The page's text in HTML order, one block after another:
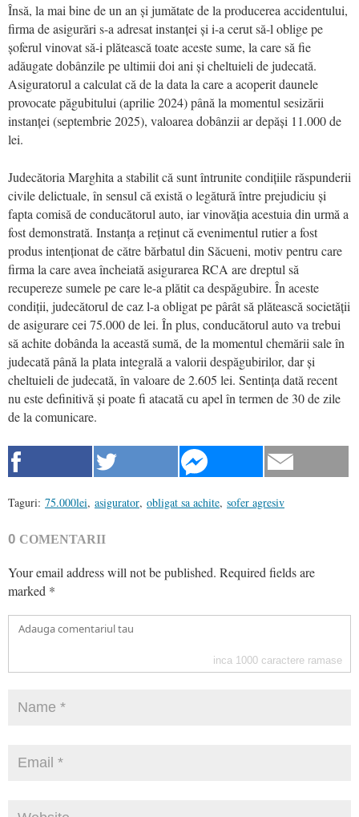
Însă, la mai bine de un an și jumătate de la producerea accidentului,
firma de asigurări s-a adresat instanței și i-a cerut să-l oblige pe
șoferul vinovat să-i plătească toate aceste sume, la care să fie
adăugate dobânzile pe ultimii doi ani și cheltuieli de judecată.
Asiguratorul a calculat că de la data la care a acoperit daunele
provocate păgubitului (aprilie 2024) până la momentul sesizării
instanței (septembrie 2025), valoarea dobânzii ar depăși 11.000 de
lei.
Judecătoria Marghita a stabilit că sunt întrunite condițiile răspunderii
civile delictuale, în sensul că există o legătură între prejudiciu și
fapta comisă de conducătorul auto, iar vinovăția acestuia din urmă a
fost demonstrată. Instanța a reținut că evenimentul rutier a fost
produs intenționat de către bărbatul din Săcueni, motiv pentru care
firma la care avea încheiată asigurarea RCA are dreptul să
recupereze sumele pe care le-a plătit ca despăgubire. În aceste
condiții, judecătorul de caz l-a obligat pe pârât să plătească societății
de asigurare cei 75.000 de lei. În plus, conducătorul auto va trebui
să achite dobânda la această sumă, de la momentul chemării sale în
judecată până la plata integrală a valorii despăgubirilor, dar și
cheltuieli de judecată, în valoare de 2.605 lei. Sentința dată recent
nu este definitivă și poate fi atacată cu apel în termen de 30 de zile
de la comunicare.
Taguri: 75.000lei, asigurator, obligat sa achite, sofer agresiv
0 COMENTARII
Your email address will not be published. Required fields are
marked *
inca 1000 caractere ramase